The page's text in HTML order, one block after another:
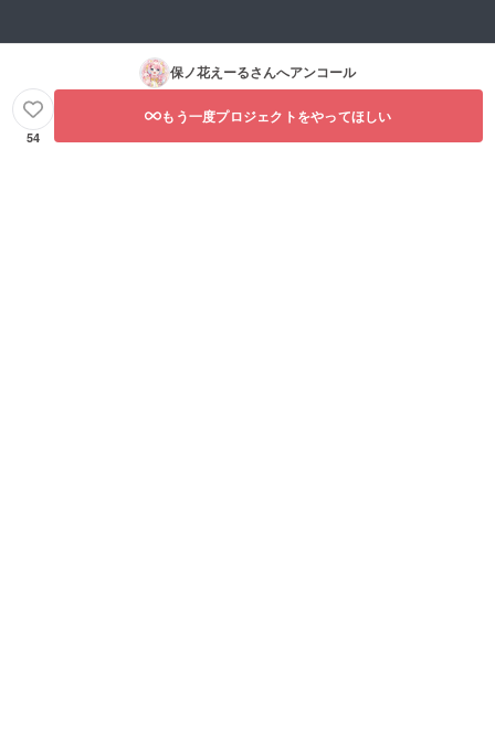
保ノ花えーるさんへアンコール
54
もう一度プロジェクトをやってほしい